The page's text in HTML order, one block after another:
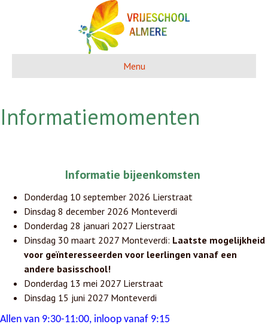
Menu
Informatiemomenten
Informatie bijeenkomsten
Donderdag 10 september 2026 Lierstraat
Dinsdag 8 december 2026 Monteverdi
Donderdag 28 januari 2027 Lierstraat
Dinsdag 30 maart 2027 Monteverdi: Laatste mogelijkheid
voor geïnteresseerden voor leerlingen vanaf een
andere basisschool!
Donderdag 13 mei 2027 Lierstraat
Dinsdag 15 juni 2027 Monteverdi
Allen van 9:30-11:00, inloop vanaf 9:15